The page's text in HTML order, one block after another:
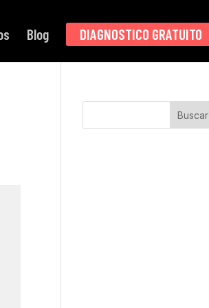
Blog DIAGNOSTICO GRATUITO
Buscar